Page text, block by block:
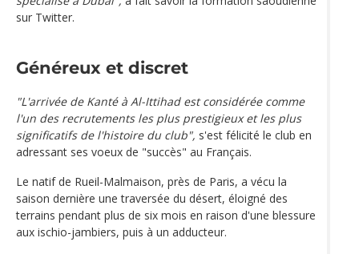
sur Twitter.
Généreux et discret
"L'arrivée de Kanté à Al-Ittihad est considérée comme
l'un des recrutements les plus prestigieux et les plus
significatifs de l'histoire du club", s'est félicité le club en
adressant ses voeux de "succès" au Français.
Le natif de Rueil-Malmaison, près de Paris, a vécu la
saison dernière une traversée du désert, éloigné des
terrains pendant plus de six mois en raison d'une blessure
aux ischio-jambiers, puis à un adducteur.